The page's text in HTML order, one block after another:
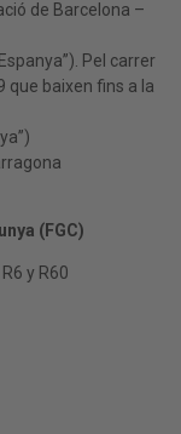
de Barcelona –
Pel carrer
que baixen fins a la
(FGC)
R6 y R60